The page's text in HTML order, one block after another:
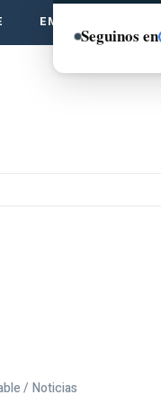
EMPRENDE VERDE
/ Noticias
Seguinos en